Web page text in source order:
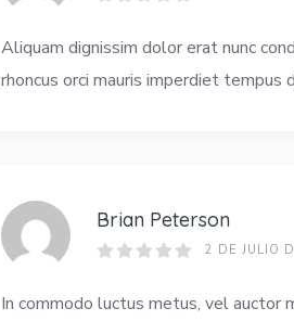
Aliquam dignissim dolor erat nunc
rhoncus orci mauris imperdiet tempus
Brian Peterson
2 DE JULIO
In commodo luctus metus, vel auctor